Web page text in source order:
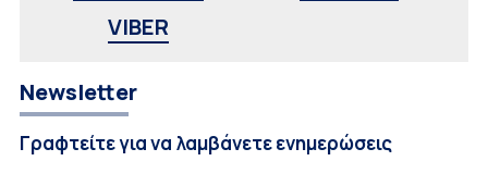
VIBER
Newsletter
Γραφτείτε για να λαμβάνετε ενημερώσεις